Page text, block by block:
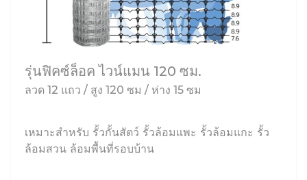
รุ่นฟิคซ์ล็อค ไวน์แมน 120 ซม.
ลวด 12 แถว / สูง 120 ซม / ห่าง 15 ซม
เหมาะสำหรับ รั้วกั้นสัตว์ รั้วล้อมแพะ รั้วล้อมแกะ รั้ว
ล้อมสวน ล้อมพื้นที่รอบบ้าน